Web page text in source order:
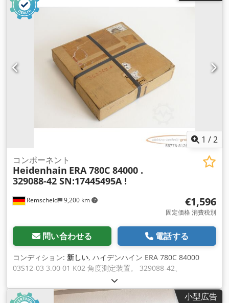
1 /2
Remscheid 9,200 km
コンポーネント
Heidenhain ERA 780C 84000 .
329088-42 SN:17445495A !
€1,596
固定価格 消費税別
問い合わせる 電話する
コンディション: 新しい, ハイデンハイン ERA 780C 84000
03S12-03 3.00 01 K02 角度測定装置。 329088-42、
SN:17445495A、未使用、オリジナルパッケージ、100%機能、
写真の通りの納品範囲 Cedpfx Ahoi Eahiokjrf
小型広告